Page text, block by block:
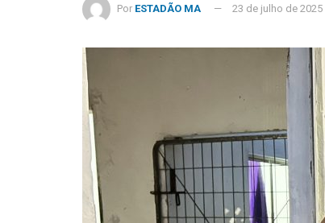
Por ESTADÃO MA 23 de julho de 2025